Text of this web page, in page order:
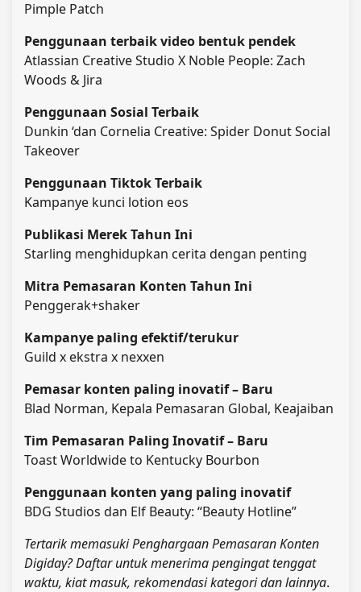
Pimple Patch
Penggunaan terbaik video bentuk pendek
Atlassian Creative Studio X Noble People: Zach
Woods & Jira
Penggunaan Sosial Terbaik
Dunkin ‘dan Cornelia Creative: Spider Donut Social
Takeover
Penggunaan Tiktok Terbaik
Kampanye kunci lotion eos
Publikasi Merek Tahun Ini
Starling menghidupkan cerita dengan penting
Mitra Pemasaran Konten Tahun Ini
Penggerak+shaker
Kampanye paling efektif/terukur
Guild x ekstra x nexxen
Pemasar konten paling inovatif – Baru
Blad Norman, Kepala Pemasaran Global, Keajaiban
Tim Pemasaran Paling Inovatif – Baru
Toast Worldwide to Kentucky Bourbon
Penggunaan konten yang paling inovatif
BDG Studios dan Elf Beauty: “Beauty Hotline”
Tertarik memasuki Penghargaan Pemasaran Konten
Digiday? Daftar untuk menerima pengingat tenggat
waktu, kiat masuk, rekomendasi kategori dan lainnya.